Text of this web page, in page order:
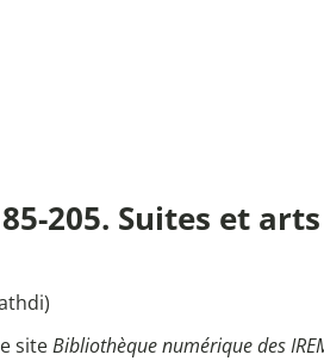
205. Suites et
siteBibliothèque numérique des